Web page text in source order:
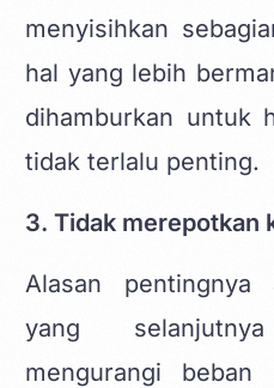
menyisihkan
hal yang lebih
dihamburkan untuk
tidak terlalu penting.
3. Tidak merepotkan
Alasan pentingnya
yang
mengurangi beban